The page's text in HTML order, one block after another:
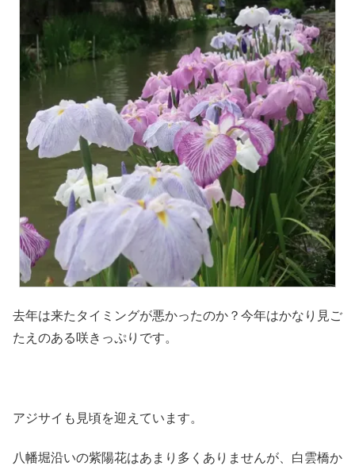
去年は来たタイミングが悪かったのか？今年はかなり見ご
たえのある咲きっぷりです。
アジサイも見頃を迎えています。
八幡堀沿いの紫陽花はあまり多くありませんが、白雲橋か